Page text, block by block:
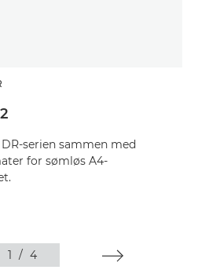
serien sammen med
for sømløs A4-
1 / 4